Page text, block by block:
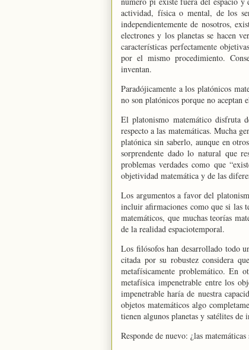
actividad, física o mental, de los
independientemente de nosotros,
electrones y los planetas se hacen
características perfectamente
por el mismo procedimiento.
inventan.
Paradójicamente a los platónicos
no son platónicos porque no aceptan
El platonismo matemático disfruta
respecto a las matemáticas. Mucha
platónica sin saberlo, aunque en
sorprendente dado lo natural que
problemas verdades como que
objetividad matemática y de las
Los argumentos a favor del
incluir afirmaciones como que si las
matemáticos, que muchas teorías
de la realidad espaciotemporal.
Los filósofos han desarrollado todo
citada por su robustez considera
metafísicamente problemático. En
metafísica impenetrable entre los
impenetrable haría de nuestra
objetos matemáticos algo
tienen algunos planetas y satélites
Responde de nuevo: ¿las